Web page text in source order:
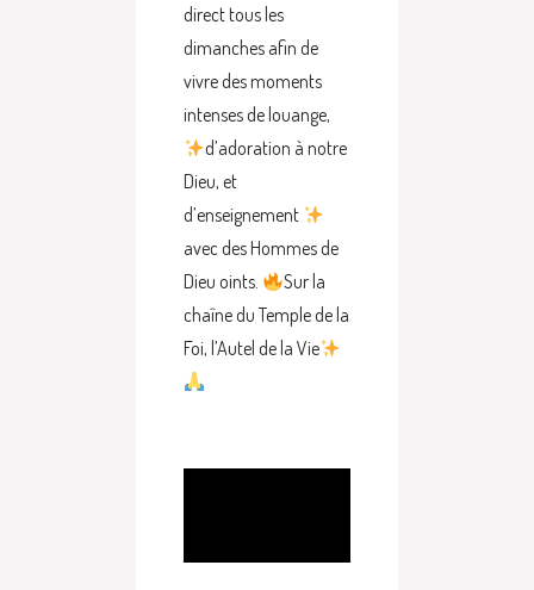
direct tous les
dimanches afin de
vivre des moments
intenses de louange,
d’adoration à notre
Dieu, et
d’enseignement
avec des Hommes de
Dieu oints.
Sur la
chaîne du Temple de la
Foi, l’Autel de la Vie